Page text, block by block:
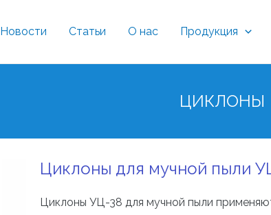
Новости Статьи О нас Продукция
ЦИКЛОНЫ
Циклоны для мучной пыли
Циклоны УЦ-38 для мучной пыли